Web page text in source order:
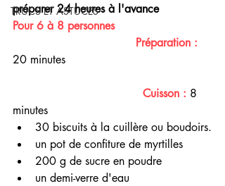
TRUCS ET ASTUCES
préparer 24 heures à l'avance
Pour 6 à 8 personnes
Préparation :
20 minutes
    Cuisson :
8
minutes
30 biscuits à la cuillère ou boudoirs.
un pot de confiture de myrtilles
200 g de sucre en poudre
un demi-verre d'eau